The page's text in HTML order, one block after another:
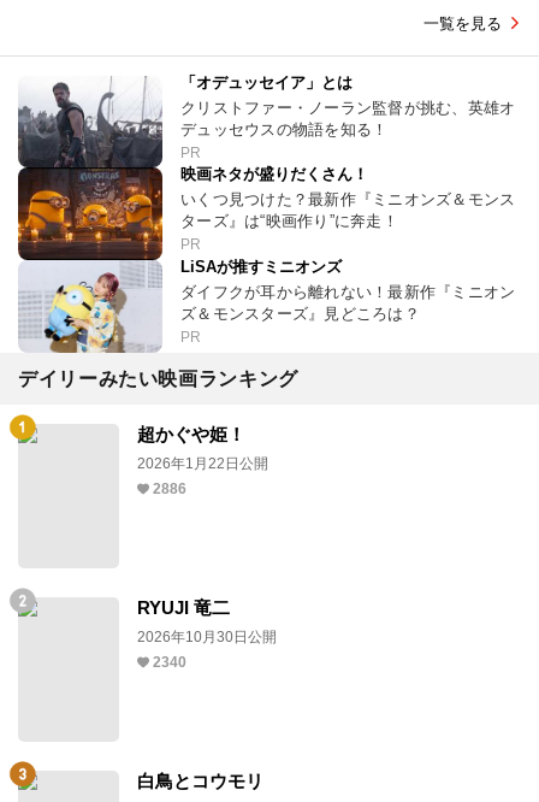
一覧を見る
「オデュッセイア」とは
クリストファー・ノーラン監督が挑む、英雄オ
デュッセウスの物語を知る！
PR
映画ネタが盛りだくさん！
いくつ見つけた？最新作『ミニオンズ＆モンス
ターズ』は“映画作り”に奔走！
PR
LiSAが推すミニオンズ
ダイフクが耳から離れない！最新作『ミニオン
ズ＆モンスターズ』見どころは？
PR
デイリーみたい映画ランキング
超かぐや姫！
2026年1月22日公開
2886
RYUJI 竜二
2026年10月30日公開
2340
白鳥とコウモリ